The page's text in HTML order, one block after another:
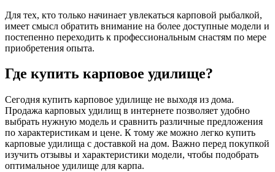
Для тех, кто только начинает увлекаться карповой рыбалкой,
имеет смысл обратить внимание на более доступные модели и
постепенно переходить к профессиональным снастям по мере
приобретения опыта.
Где купить карповое удилище?
Сегодня купить карповое удилище не выходя из дома.
Продажа карповых удилищ в интернете позволяет удобно
выбрать нужную модель и сравнить различные предложения
по характеристикам и цене. К тому же можно легко купить
карповые удилища с доставкой на дом. Важно перед покупкой
изучить отзывы и характеристики модели, чтобы подобрать
оптимальное удилище для карпа.